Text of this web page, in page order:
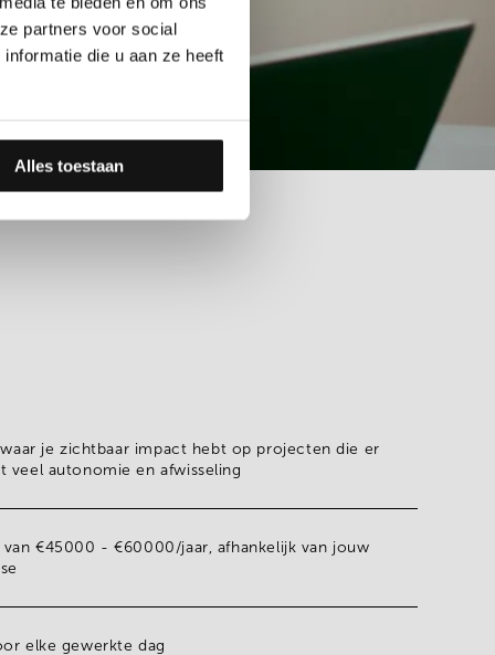
partners voor social
die u aan ze heeft
Alles toestaan
je zichtbaar impact hebt op projecten die er
veel autonomie en afwisseling
van€45000 - €60000/jaar, afhankelijk van jouw
elke gewerkte dag